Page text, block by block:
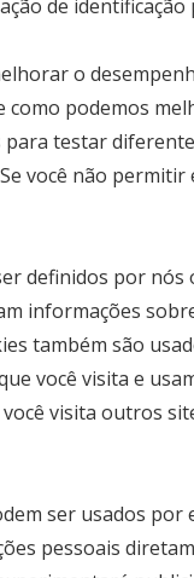
de identificação
o
podemos
testar
você não permitir
definidos por
informações
também são
você visita e
visita outros
ser usados por
pessoais